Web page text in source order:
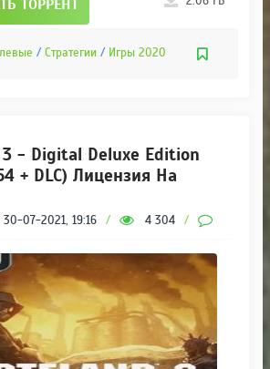
ТОРРЕНТ
/ Стратегии / Игры 2020
- Digital Deluxe Edition
+ DLC) Лицензия На
30-07-2021, 19:16 / 4 304 /